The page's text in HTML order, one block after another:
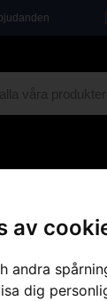
av
andra
dig